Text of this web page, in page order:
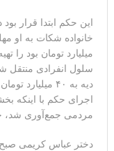
سلول انفرادی منتقل
دیه به ۴۰
اجرای حکم با اینکه
مردمی جمع‌آوری شد،
دختر عباس کریمی صبح